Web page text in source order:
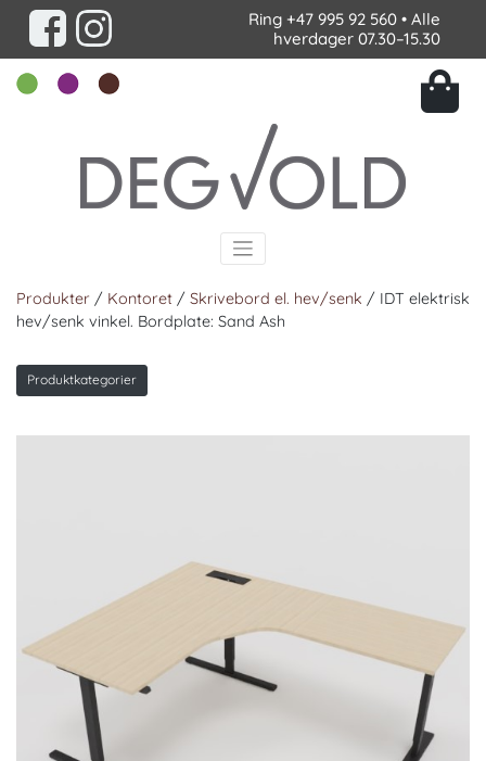
Ring +47 995 92 560 • Alle
hverdager 07.30–15.30
Produkter / Kontoret / Skrivebord el. hev/senk / IDT elektrisk
hev/senk vinkel. Bordplate: Sand Ash
Produktkategorier